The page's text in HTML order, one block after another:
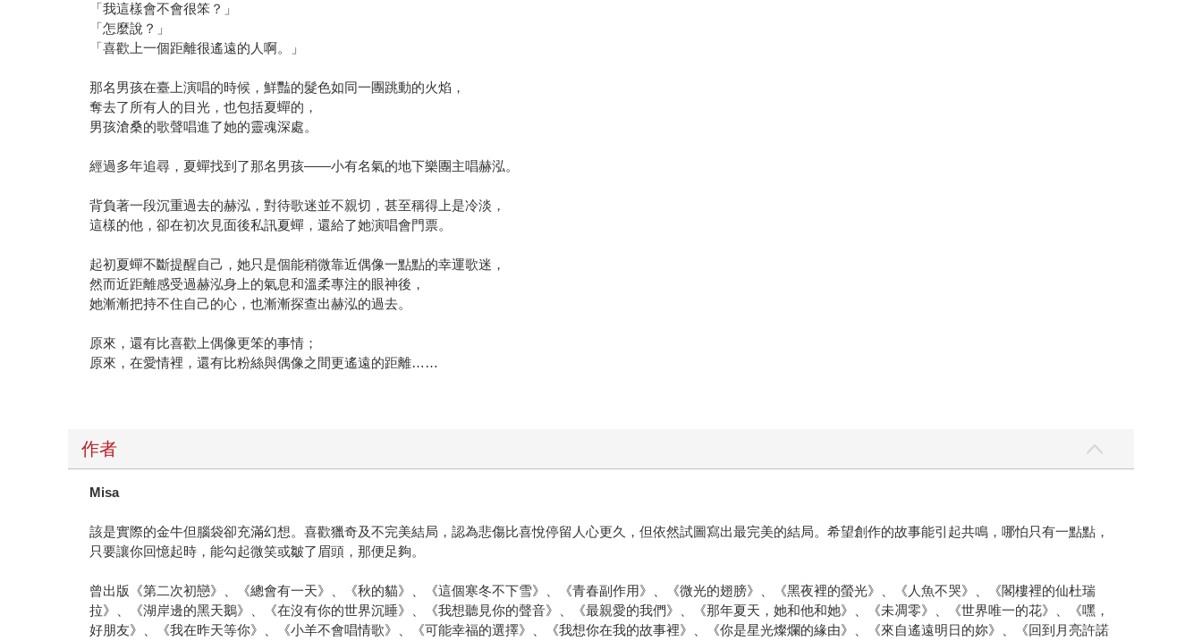
「我這樣會不會很笨？」
「怎麼說？」
「喜歡上一個距離很遙遠的人啊。」
那名男孩在臺上演唱的時候，鮮豔的髮色如同一團跳動的火焰，
奪去了所有人的目光，也包括夏蟬的，
男孩滄桑的歌聲唱進了她的靈魂深處。
經過多年追尋，夏蟬找到了那名男孩――小有名氣的地下樂團主唱赫泓。
背負著一段沉重過去的赫泓，對待歌迷並不親切，甚至稱得上是冷淡，
這樣的他，卻在初次見面後私訊夏蟬，還給了她演唱會門票。
起初夏蟬不斷提醒自己，她只是個能稍微靠近偶像一點點的幸運歌迷，
然而近距離感受過赫泓身上的氣息和溫柔專注的眼神後，
她漸漸把持不住自己的心，也漸漸探查出赫泓的過去。
原來，還有比喜歡上偶像更笨的事情；
原來，在愛情裡，還有比粉絲與偶像之間更遙遠的距離……
作者
Misa
該是實際的金牛但腦袋卻充滿幻想。喜歡獵奇及不完美結局，認為悲傷比喜悅停留人心更久，但依然試圖寫出最完美的結局。希望創作的故事能引起共鳴，哪怕只有一點點，
只要讓你回憶起時，能勾起微笑或皺了眉頭，那便足夠。
曾出版《第二次初戀》、《總會有一天》、《秋的貓》、《這個寒冬不下雪》、《青春副作用》、《微光的翅膀》、《黑夜裡的螢光》、《人魚不哭》、《閣樓裡的仙杜瑞
拉》、《湖岸邊的黑天鵝》、《在沒有你的世界沉睡》、《我想聽見你的聲音》、《最親愛的我們》、《那年夏天，她和他和她》、《未凋零》、《世界唯一的花》、《嘿，
好朋友》、《我在昨天等你》、《小羊不會唱情歌》、《可能幸福的選擇》、《我想你在我的故事裡》、《你是星光燦爛的緣由》、《來自遙遠明日的妳》、《回到月亮許諾